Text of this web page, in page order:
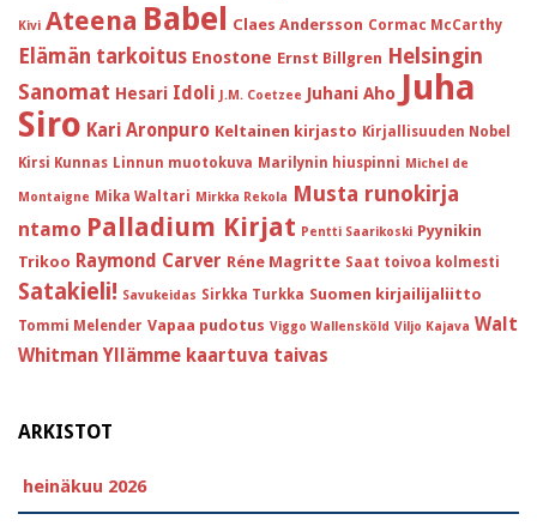
Kivi Ateena Babel Claes Andersson Cormac McCarthy
Elämän tarkoitus Enostone Ernst Billgren Helsingin
Sanomat Hesari Idoli J.M. Coetzee Juhani Aho Juha
Siro Kari Aronpuro Keltainen kirjasto Kirjallisuuden Nobel
Kirsi Kunnas Linnun muotokuva Marilynin hiuspinni Michel de
Montaigne Mika Waltari Mirkka Rekola Musta runokirja
ntamo Palladium Kirjat Pentti Saarikoski Pyynikin
Trikoo Raymond Carver Réne Magritte Saat toivoa kolmesti
Satakieli! Savukeidas Sirkka Turkka Suomen kirjailijaliitto
Tommi Melender Vapaa pudotus Viggo Wallensköld Viljo Kajava Walt
Whitman Yllämme kaartuva taivas
ARKISTOT
heinäkuu 2026